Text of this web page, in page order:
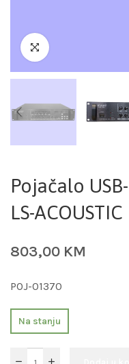
Pojačalo
LS-ACOUSTIC
803,00 KM
POJ-01370
Na stanju